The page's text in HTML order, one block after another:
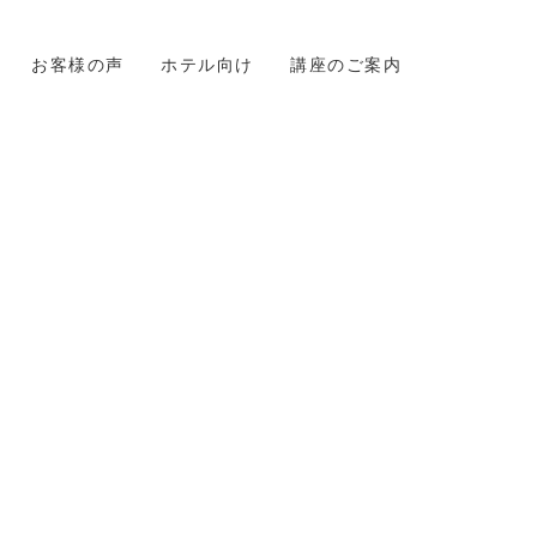
お客様の声 ホテル向け 講座のご案内